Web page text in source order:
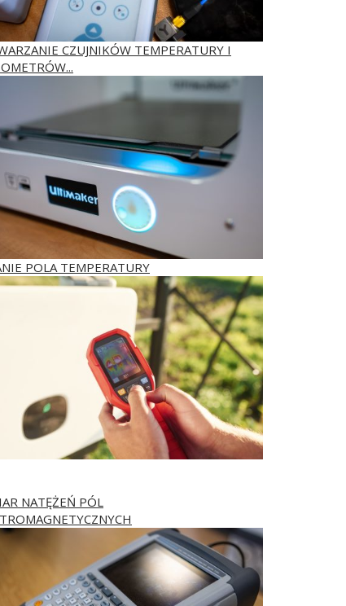
CZUJNIKÓW TEMPERATURY I
POLA TEMPERATURY
NATĘŻEŃ PÓL